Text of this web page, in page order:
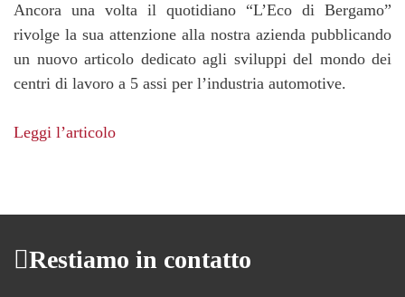
Ancora una volta il quotidiano “L’Eco di Bergamo”
rivolge la sua attenzione alla nostra azienda pubblicando
un nuovo articolo dedicato agli sviluppi del mondo dei
centri di lavoro a 5 assi per l’industria automotive.
Leggi l’articolo
Restiamo in contatto